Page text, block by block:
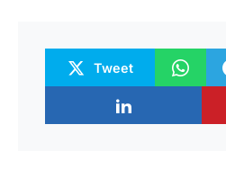
Tweet